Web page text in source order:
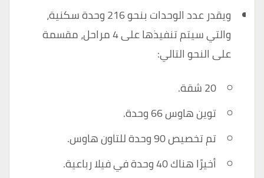
ويقدر عدد الوحدات بنحو 216 وحدة سكنية،
والتي سيتم تنفيذها على 4 مراحل، مقسمة
على النحو التالي:
20 شقة.
توين هاوس 66 وحدة.
تم تخصيص 90 وحدة للتاون هاوس.
أخيرًا هناك 40 وحدة في فيلا رباعية.